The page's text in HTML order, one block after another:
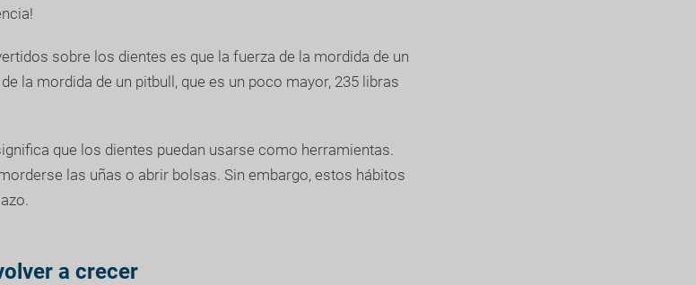
sobre los dientes es que la fuerza de la mordida de un
la mordida de un pitbull, que es un poco mayor, 235 libras
que los dientes puedan usarse como herramientas.
las uñas o abrir bolsas. Sin embargo, estos hábitos
a crecer